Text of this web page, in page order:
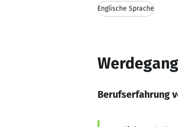
Englische Sprache
Werdegang
Berufserfahrung